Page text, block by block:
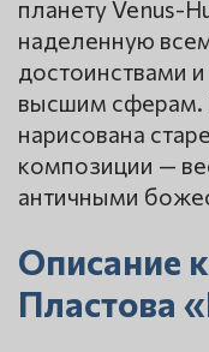
планету Venus-
наделенную
достоинствами
высшим сферам.
нарисована
композиции —
античными
Описание
Пластова